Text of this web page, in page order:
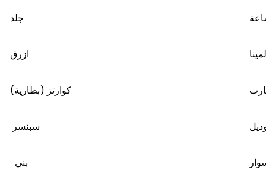
جلد
ازرق
كوارتز (بطارية)
سبنسر
بني